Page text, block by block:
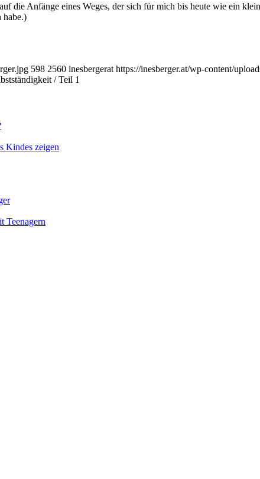
die Anfänge eines Weges, der sich für mich bis heute wie ein
habe.)
598 2560 inesbergerat https://inesberger.at/wp-content/
/ Teil 1
Kindes zeigen
Teenagern